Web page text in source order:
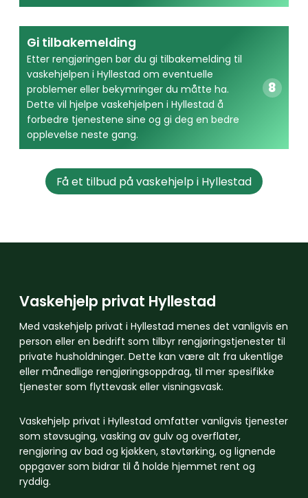
Gi tilbakemelding
Etter rengjøringen bør du gi tilbakemelding til
vaskehjelpen i Hyllestad om eventuelle
problemer eller bekymringer du måtte ha.
Dette vil hjelpe vaskehjelpen i Hyllestad å
forbedre tjenestene sine og gi deg en bedre
opplevelse neste gang.
Få et tilbud på vaskehjelp i Hyllestad
Vaskehjelp privat Hyllestad
Med vaskehjelp privat i Hyllestad menes det vanligvis en
person eller en bedrift som tilbyr rengjøringstjenester til
private husholdninger. Dette kan være alt fra ukentlige
eller månedlige rengjøringsoppdrag, til mer spesifikke
tjenester som flyttevask eller visningsvask.
Vaskehjelp privat i Hyllestad omfatter vanligvis tjenester
som støvsuging, vasking av gulv og overflater,
rengjøring av bad og kjøkken, støvtørking, og lignende
oppgaver som bidrar til å holde hjemmet rent og
ryddig.